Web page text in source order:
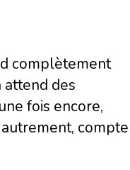
complètement
attend des
fois encore,
compte